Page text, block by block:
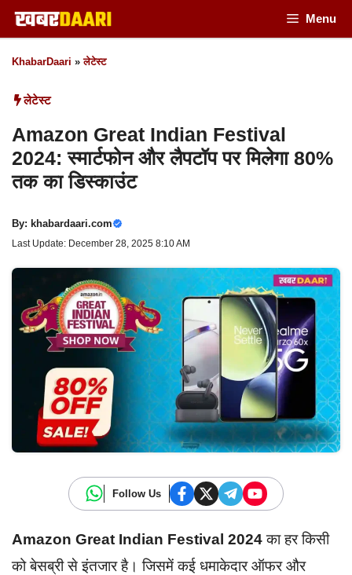
Skip
to
content
Menu
KhabarDaari »लेटेस्ट
लेटेस्ट
Amazon Great Indian Festival
2024: स्मार्टफोन और लैपटॉप पर मिलेगा 80%
तक का डिस्काउंट
By: khabardaari.com
Last Update: December 28, 2025 8:10 AM
Follow Us
Amazon Great Indian Festival 2024का हर किसी
को बेसब्री से इंतजार है। जिसमें कई धमाकेदार ऑफर और